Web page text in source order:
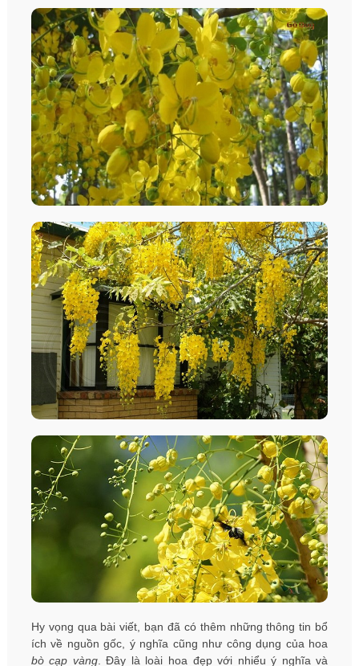
Hy vọng qua bài viết, bạn đã có thêm những thông tin bổ
ích về nguồn gốc, ý nghĩa cũng như công dụng của hoa
bò cạp vàng. Đây là loài hoa đẹp với nhiểu ý nghĩa và